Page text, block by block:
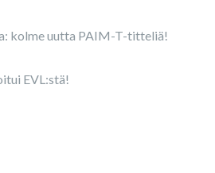
kolme uutta PAIM-T-titteliä!
EVL:stä!